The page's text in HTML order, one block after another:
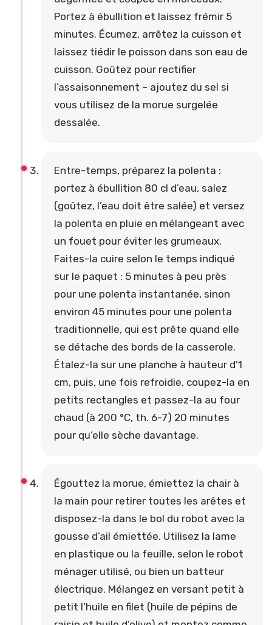
Portez à ébullition et laissez frémir 5
minutes. Écumez, arrêtez la cuisson et
laissez tiédir le poisson dans son eau de
cuisson. Goûtez pour rectifier
l’assaisonnement – ajoutez du sel si
vous utilisez de la morue surgelée
dessalée.
Entre-temps, préparez la polenta :
portez à ébullition 80 cl d’eau, salez
(goûtez, l’eau doit être salée) et versez
la polenta en pluie en mélangeant avec
un fouet pour éviter les grumeaux.
Faites-la cuire selon le temps indiqué
sur le paquet : 5 minutes à peu près
pour une polenta instantanée, sinon
environ 45 minutes pour une polenta
traditionnelle, qui est prête quand elle
se détache des bords de la casserole.
Étalez-la sur une planche à hauteur d’1
cm, puis, une fois refroidie, coupez-la en
petits rectangles et passez-la au four
chaud (à 200 °C, th. 6-7) 20 minutes
pour qu’elle sèche davantage.
Égouttez la morue, émiettez la chair à
la main pour retirer toutes les arêtes et
disposez-la dans le bol du robot avec la
gousse d’ail émiettée. Utilisez la lame
en plastique ou la feuille, selon le robot
ménager utilisé, ou bien un batteur
électrique. Mélangez en versant petit à
petit l’huile en filet (huile de pépins de